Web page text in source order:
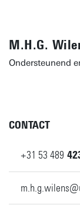
M.H.G.
Ondersteunend
CONTACT
+31 53 489